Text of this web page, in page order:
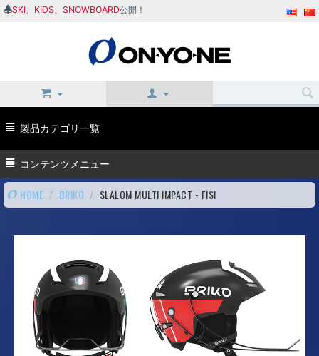
SKI KIDS SNOWBOARD公開！
製品カテゴリ一覧
コンテンツメニュー
HOME / BRIKO / SLALOM MULTI IMPACT - FISI